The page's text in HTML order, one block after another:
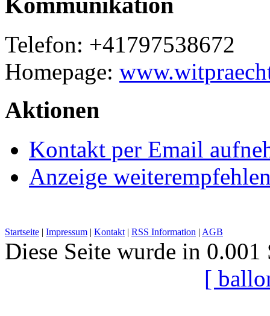
Telefon: +41797538672
Homepage:
Aktionen
Kontakt per Email
Anzeige
Startseite | Impressum | Kontakt | RSS Information | AGB
Diese Seite wurde in 0.001
[